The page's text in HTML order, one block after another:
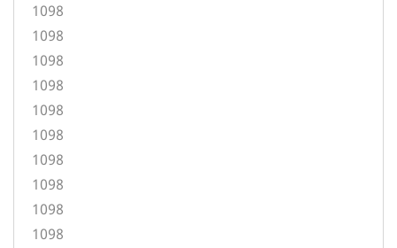
1098
1098
1098
1098
1098
1098
1098
1098
1098
1098